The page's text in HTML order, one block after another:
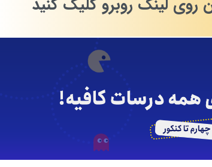
روی لینک روبرو کلیک کنید